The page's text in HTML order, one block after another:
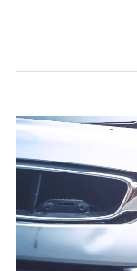
【共同して利用さ
当社又は株式会社
した、以下の情
基本情報
氏名、電話番
属性、連絡先